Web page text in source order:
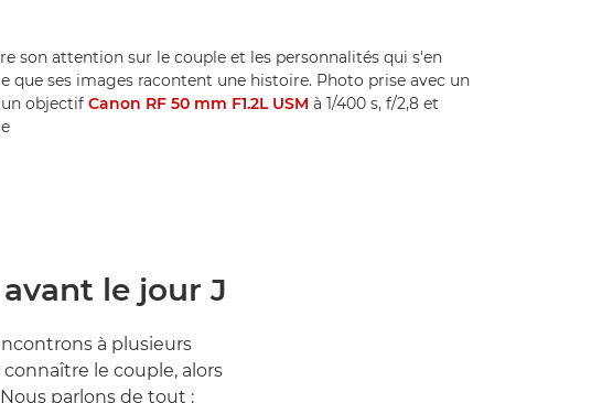
son attention sur le couple et les personnalités qui s'en
que ses images racontent une histoire. Photo prise avec un
objectif Canon RF 50 mm F1.2L USM à 1/400 s, f/2,8 et
le jour J
à plusieurs
le couple, alors
parlons de tout :